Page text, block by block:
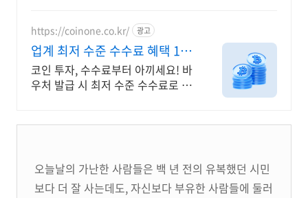
https://coinone.co.kr/ 광고
업계 최저 수준 수수료 혜택 12
년 무사고 거래소
코인 투자, 수수료부터 아끼세요! 바
우처 발급 시 최저 수준 수수료로 거
오늘날의 가난한 사람들은 백 년 전의 유복했던 시민
보다 더 잘 사는데도, 자신보다 부유한 사람들에 둘러